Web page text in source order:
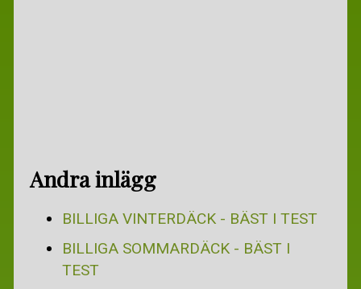
Andra inlägg
BILLIGA VINTERDÄCK - BÄST I TEST
BILLIGA SOMMARDÄCK - BÄST I
TEST